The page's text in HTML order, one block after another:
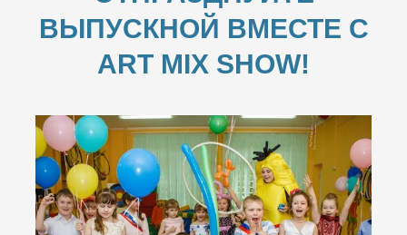
ВЫПУСКНОЙ ВМЕСТЕ С
ART MIX SHOW!